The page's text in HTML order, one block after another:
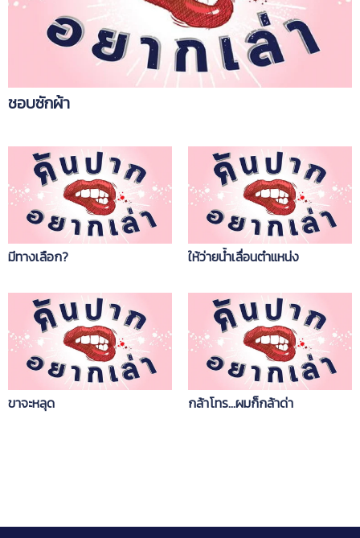
ชอบซักผ้า
มีทางเลือก? ให้ว่ายน้ำเลื่อนตำแหน่ง
ขาจะหลุด กล้าโทร...ผมก็กล้าด่า